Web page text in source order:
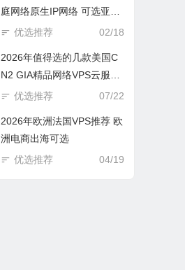
庭网络原生IP网络 可选亚欧
美云服务器
02/18
优选推荐
2026年值得选的几款美国C
N2 GIA精品网络VPS云服务
器推荐
07/22
优选推荐
2026年欧洲法国VPS推荐 欧
洲电商出海可选
04/19
优选推荐